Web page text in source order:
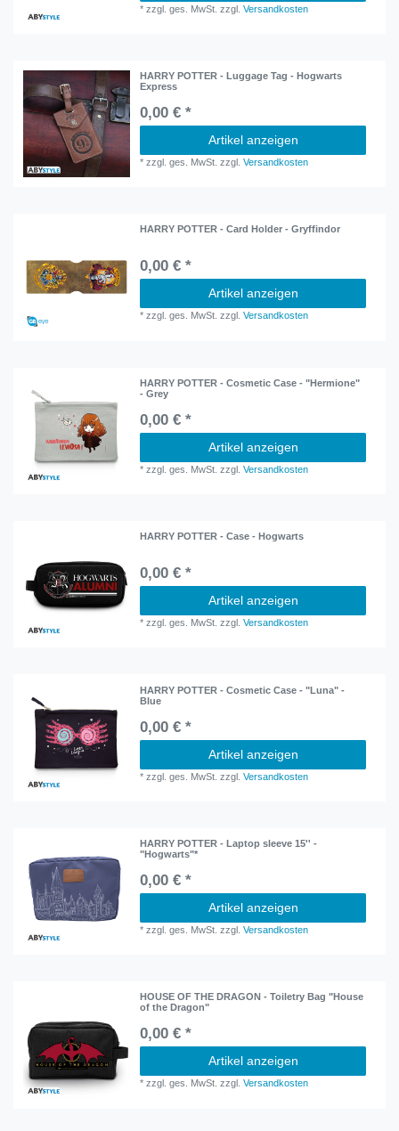
*zzgl. ges. MwSt. zzgl.Versandkosten
HARRY POTTER - Luggage Tag - Hogwarts
Express
0,00 € *
Artikel anzeigen
*zzgl. ges. MwSt. zzgl.Versandkosten
HARRY POTTER - Card Holder - Gryffindor
0,00 € *
Artikel anzeigen
*zzgl. ges. MwSt. zzgl.Versandkosten
HARRY POTTER - Cosmetic Case - "Hermione"
- Grey
0,00 € *
Artikel anzeigen
*zzgl. ges. MwSt. zzgl.Versandkosten
HARRY POTTER - Case - Hogwarts
0,00 € *
Artikel anzeigen
*zzgl. ges. MwSt. zzgl.Versandkosten
HARRY POTTER - Cosmetic Case - "Luna" -
Blue
0,00 € *
Artikel anzeigen
*zzgl. ges. MwSt. zzgl.Versandkosten
HARRY POTTER - Laptop sleeve 15'' -
"Hogwarts"*
0,00 € *
Artikel anzeigen
*zzgl. ges. MwSt. zzgl.Versandkosten
HOUSE OF THE DRAGON - Toiletry Bag "House
of the Dragon"
0,00 € *
Artikel anzeigen
*zzgl. ges. MwSt. zzgl.Versandkosten